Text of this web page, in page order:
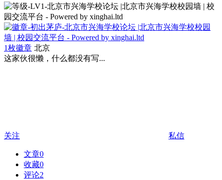
1枚徽章 北京
这家伙很懒，什么都没有写...
关注 私信
文章0
收藏0
评论2